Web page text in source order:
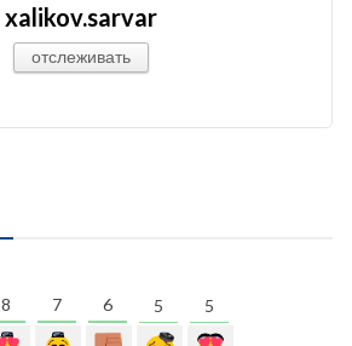
xalikov.sarvar
отслеживать
8 7 6 5 5